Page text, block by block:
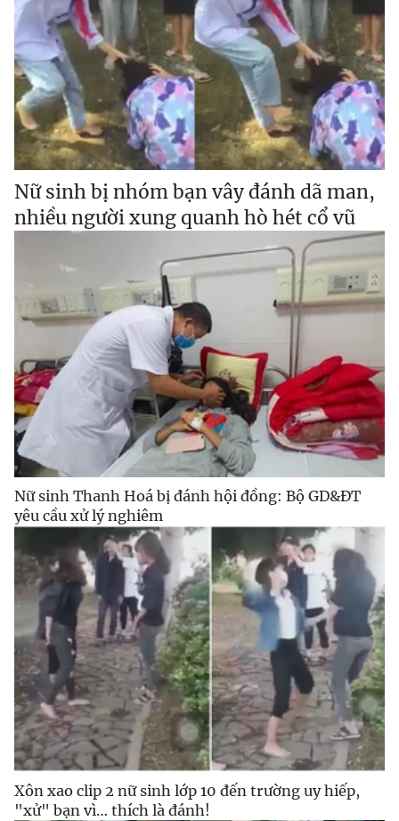
Nữ sinh bị nhóm bạn vây đánh dã man,
nhiều người xung quanh hò hét cổ vũ
Nữ sinh Thanh Hoá bị đánh hội đồng: Bộ GD&ĐT
yêu cầu xử lý nghiêm
Xôn xao clip 2 nữ sinh lớp 10 đến trường uy hiếp,
"xử" bạn vì… thích là đánh!